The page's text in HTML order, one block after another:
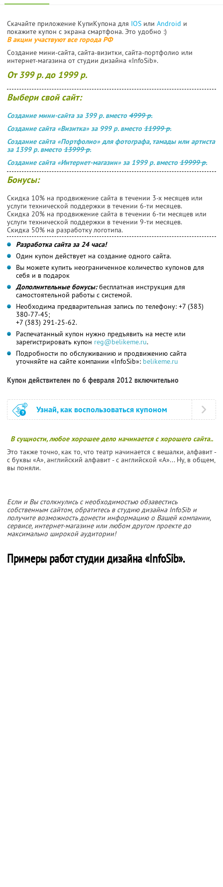
Скачайте приложение КупиКупона для IOS или Android и
покажите купон с экрана смартфона. Это удобно :)
В акции участвуют все города РФ
Создание мини-сайта, сайта-визитки, сайта-портфолио или
интернет-магазина от студии дизайна «InfoSib».
От 399 р. до 1999 р.
Выбери свой сайт:
Создание мини-сайта за 399 р. вместо 4999 р.
Создание сайта «Визитка» за 999 р. вместо 11999 р.
Создание сайта «Портфолио» для фотографа, тамады или артиста
за 1399 р. вместо 13999 р.
Создание сайта «Интернет-магазин» за 1999 р. вместо 19999 р.
Бонусы:
Скидка 10% на продвижение сайта в течении 3-х месяцев или
услуги технической поддержки в течении 6-ти месяцев.
Скидка 20% на продвижение сайта в течении 6-ти месяцев или
услуги технической поддержки в течении 9-ти месяцев.
Скидка 50% на разработку логотипа.
Разработка сайта за 24 часа!
Один купон действует на создание одного сайта.
Вы можете купить неограниченное количество купонов для
себя и в подарок
Дополнительные бонусы:бесплатная инструкция для
самостоятельной работы с системой.
Необходима предварительная запись по телефону: +7 (383)
380-77-45;
+7 (383) 291-25-62.
Распечатанный купон нужно предъявить на месте или
зарегистрировать купон reg@belikeme.ru.
Подробности по обслуживанию и продвижению сайта
уточняйте на сайте компании «InfoSib»: belikeme.ru
Купон действителен по 6 февраля 2012 включительно
Узнай, как воспользоваться купоном
В сущности, любое хорошее дело начинается с хорошего сайта..
Это также точно, как то, что театр начинается с вешалки, алфавит -
с буквы «А», английский алфавит - с английской «А»... Ну, в общем,
вы поняли.
Если и Вы столкнулись с необходимостью обзавестись
собственным сайтом, обратитесь в студию дизайна InfoSib и
получите возможность донести информацию о Вашей компании,
сервисе, интернет-магазине или любом другом проекте до
максимально широкой аудитории!
Примеры работ студии дизайна «InfoSib».